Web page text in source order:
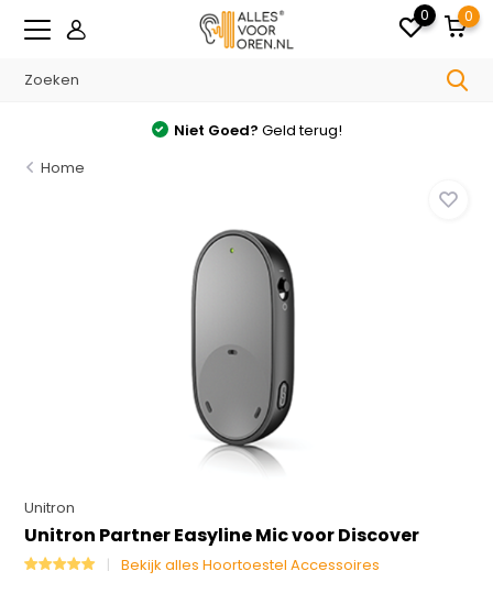
0 0
Niet Goed? Geld terug!
Home
Unitron
Unitron Partner Easyline Mic voor Discover
Bekijk alles Hoortoestel Accessoires